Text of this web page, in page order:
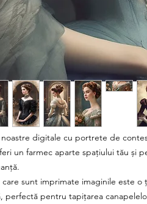
digitale cu portrete de
un farmec aparte spațiului tău și
sunt imprimate imaginile este o
perfectă pentru tapițarea